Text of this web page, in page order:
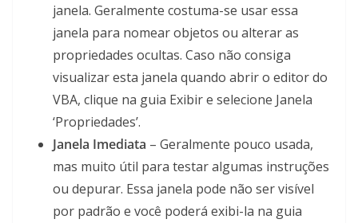
janela. Geralmente costuma-se usar essa
janela para nomear objetos ou alterar as
propriedades ocultas. Caso não consiga
visualizar esta janela quando abrir o editor do
VBA, clique na guia Exibir e selecione Janela
‘Propriedades’.
Janela Imediata – Geralmente pouco usada,
mas muito útil para testar algumas instruções
ou depurar. Essa janela pode não ser visível
por padrão e você poderá exibi-la na guia